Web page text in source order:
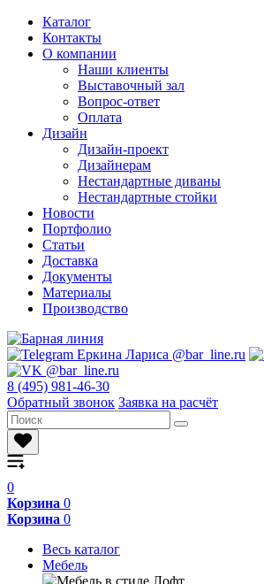
Каталог
Контакты
О компании
Наши клиенты
Выставочный зал
Вопрос-ответ
Оплата
Дизайн
Дизайн-проект
Дизайнерам
Нестандартные диваны
Нестандартные стойки
Новости
Портфолио
Статьи
Доставка
Документы
Материалы
Производство
8 (495) 981-46-30
Обратный звонок Заявка на расчёт
0
Корзина 0
Корзина 0
Весь каталог
Мебель